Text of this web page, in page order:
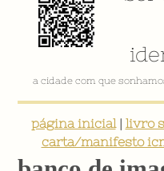
página inicial| livro
carta/manifesto